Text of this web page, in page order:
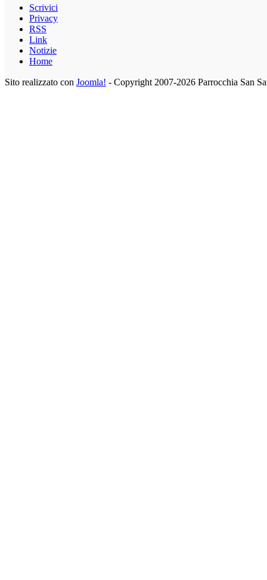
Scrivici
Privacy
RSS
Link
Notizie
Home
Sito realizzato con Joomla! - Copyright 2007-2026 Parrocchia San